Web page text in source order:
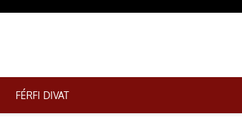
FÉRFI DIVAT